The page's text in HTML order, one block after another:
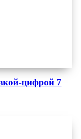
цифрой 7